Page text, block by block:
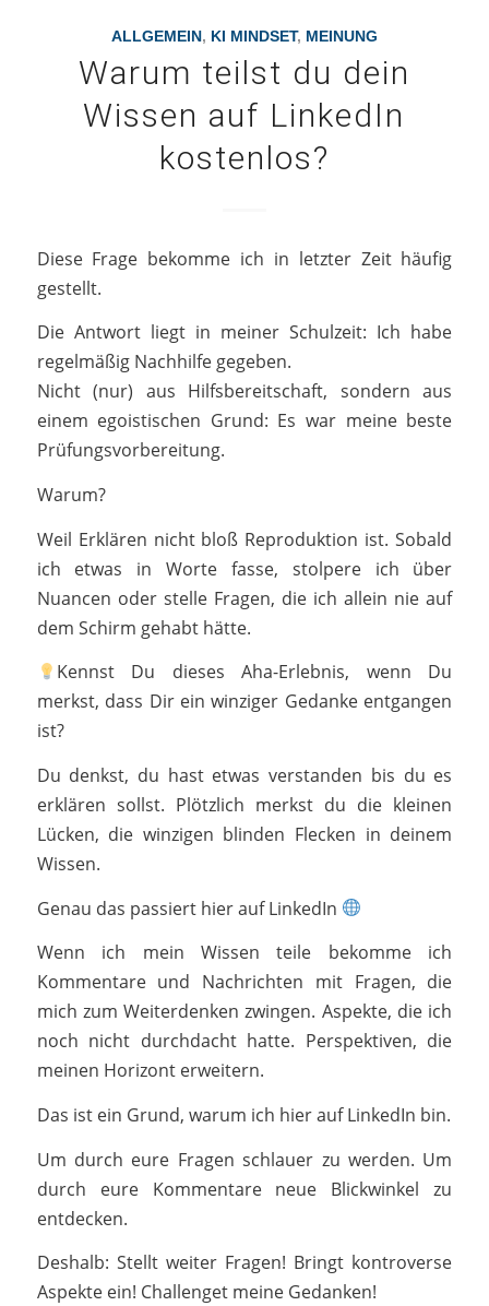
ALLGEMEIN, KI MINDSET, MEINUNG
Warum teilst du dein
Wissen auf LinkedIn
kostenlos?
Diese Frage bekomme ich in letzter Zeit häufig
gestellt.
Die Antwort liegt in meiner Schulzeit: Ich habe
regelmäßig Nachhilfe gegeben.
Nicht (nur) aus Hilfsbereitschaft, sondern aus
einem egoistischen Grund: Es war meine beste
Prüfungsvorbereitung.
Warum?
Weil Erklären nicht bloß Reproduktion ist. Sobald
ich etwas in Worte fasse, stolpere ich über
Nuancen oder stelle Fragen, die ich allein nie auf
dem Schirm gehabt hätte.
Kennst Du dieses Aha-Erlebnis, wenn Du
merkst, dass Dir ein winziger Gedanke entgangen
ist?
Du denkst, du hast etwas verstanden bis du es
erklären sollst. Plötzlich merkst du die kleinen
Lücken, die winzigen blinden Flecken in deinem
Wissen.
Genau das passiert hier auf LinkedIn
Wenn ich mein Wissen teile bekomme ich
Kommentare und Nachrichten mit Fragen, die
mich zum Weiterdenken zwingen. Aspekte, die ich
noch nicht durchdacht hatte. Perspektiven, die
meinen Horizont erweitern.
Das ist ein Grund, warum ich hier auf LinkedIn bin.
Um durch eure Fragen schlauer zu werden. Um
durch eure Kommentare neue Blickwinkel zu
entdecken.
Deshalb: Stellt weiter Fragen! Bringt kontroverse
Aspekte ein! Challenget meine Gedanken!